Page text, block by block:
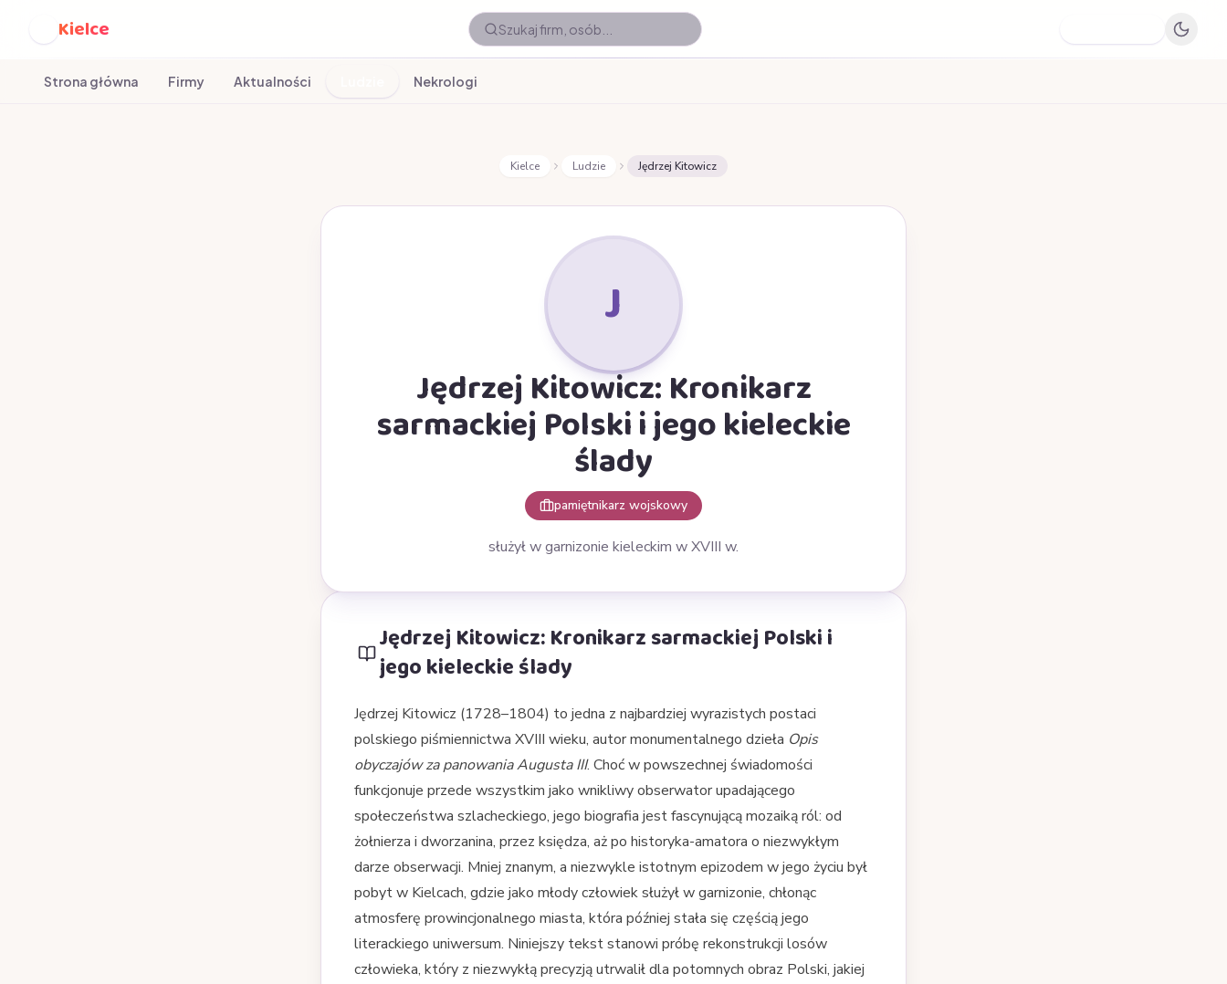
Kielce
Strona główna Firmy Aktualności Nekrologi
Kielce Ludzie Jędrzej Kitowicz
J
Jędrzej Kitowicz: Kronikarz
sarmackiej Polski i jego kieleckie
ślady
pamiętnikarz wojskowy
służył w garnizonie kieleckim w XVIII w.
Jędrzej Kitowicz: Kronikarz sarmackiej Polski i
jego kieleckie ślady
Jędrzej Kitowicz (1728–1804) to jedna z najbardziej wyrazistych postaci
polskiego piśmiennictwa XVIII wieku, autor monumentalnego dzieła Opis
obyczajów za panowania Augusta III. Choć w powszechnej świadomości
funkcjonuje przede wszystkim jako wnikliwy obserwator upadającego
społeczeństwa szlacheckiego, jego biografia jest fascynującą mozaiką ról: od
żołnierza i dworzanina, przez księdza, aż po historyka-amatora o niezwykłym
darze obserwacji. Mniej znanym, a niezwykle istotnym epizodem w jego życiu był
pobyt w Kielcach, gdzie jako młody człowiek służył w garnizonie, chłonąc
atmosferę prowincjonalnego miasta, która później stała się częścią jego
literackiego uniwersum. Niniejszy tekst stanowi próbę rekonstrukcji losów
człowieka, który z niezwykłą precyzją utrwalił dla potomnych obraz Polski, jakiej